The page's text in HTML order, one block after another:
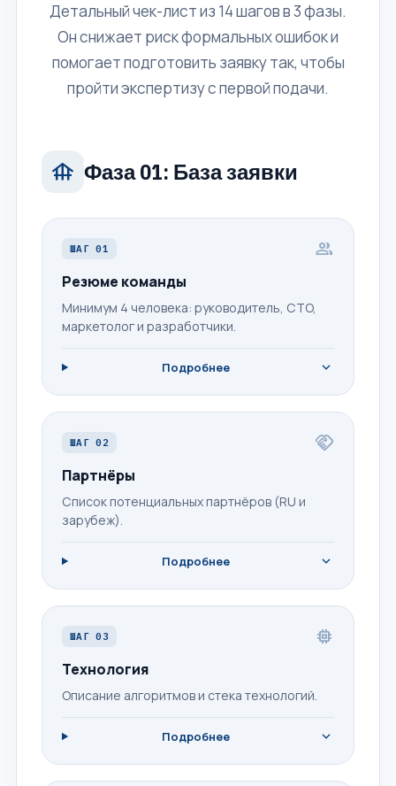
Детальный чек-лист из 14 шагов в 3 фазы.
Он снижает риск формальных ошибок и
помогает подготовить заявку так, чтобы
пройти экспертизу с первой подачи.
foundation Фаза 01: База заявки
ШАГ 01 group
Резюме команды
Минимум 4 человека: руководитель, CTO,
маркетолог и разработчики.
Подробнее expand_more
ШАГ 02 handshake
Партнёры
Список потенциальных партнёров (RU и
зарубеж).
Подробнее expand_more
ШАГ 03 memory
Технология
Описание алгоритмов и стека технологий.
Подробнее expand_more